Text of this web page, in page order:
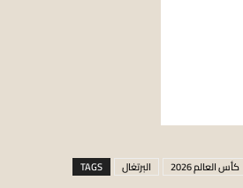
TAGS البرتغال كأس العالم 2026